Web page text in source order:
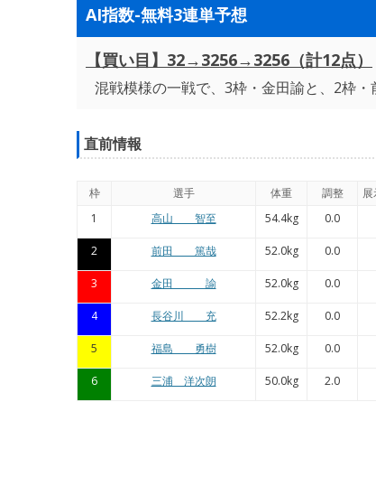
AI指数-無料3連単予想
【買い目】32→3256→3256（計12点）
混戦模様の一戦で、3枠・金田諭と、2枠
直前情報
枠 選手 体重 調整
1
高山 智至 54.4kg 0.0
2 前田 篤哉 52.0kg 0.0
3 金田 諭 52.0kg 0.0
4 長谷川 充 52.2kg 0.0
5 福島 勇樹 52.0kg 0.0
6 三浦 洋次朗 50.0kg 2.0